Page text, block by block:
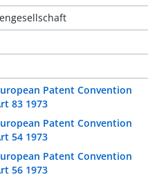
Patent Convention
83 1973
Patent Convention
54 1973
Patent Convention
56 1973